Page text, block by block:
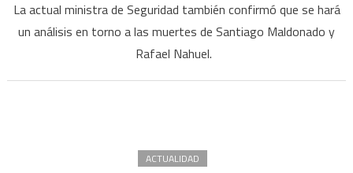
La actual ministra de Seguridad también confirmó que se hará
un análisis en torno a las muertes de Santiago Maldonado y
Rafael Nahuel.
ACTUALIDAD